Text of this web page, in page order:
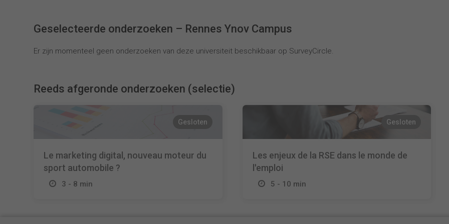
Geselecteerde onderzoeken – Rennes Ynov Campus
Er zijn momenteel geen onderzoeken van deze universiteit beschikbaar op SurveyCircle.
Reeds afgeronde onderzoeken (selectie)
Gesloten
Le marketing digital, nouveau moteur du
sport automobile ?
3 - 8 min
Gesloten
Les enjeux de la RSE dans le monde de
l'emploi
5 - 10 min